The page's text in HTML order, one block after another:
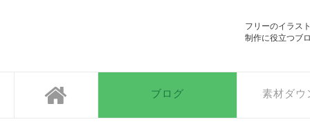
フリーのイラス
制作に役立つブ
ブログ 素材ダウ